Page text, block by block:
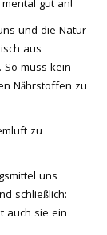
gut an!
und die Natur
aus
muss kein
Nährstoffen zu
zu
uns
schließlich:
auch sie ein